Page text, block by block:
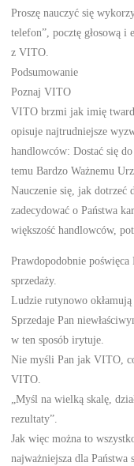
Proszę nauczyć się
telefon”, pocztę głosową i
z VITO.
Podsumowanie
Poznaj VITO
VITO brzmi jak imię
opisuje najtrudniejsze
handlowców: Dostać się
temu Bardzo Ważnemu
Nauczenie się, jak
zadecydować o Państwa
większość handlowców,
Prawdopodobnie poświęca
sprzedaży.
Ludzie rutynowo okłamują
Sprzedaje Pan
w ten sposób irytuje.
Nie myśli Pan jak VITO,
VITO.
„Myśl na wielką skalę,
rezultaty”.
Jak więc można to
najważniejsza dla Państwa